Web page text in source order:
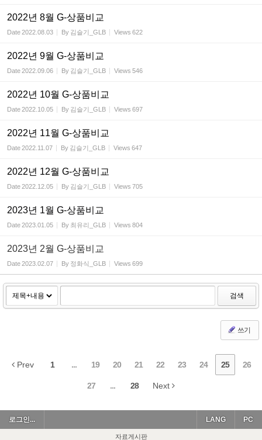
2022년 8월 G-상품비교
Date2022.08.03 By 김슬기_GLB Views 622
2022년 9월 G-상품비교
Date2022.09.06 By 김슬기_GLB Views 546
2022년 10월 G-상품비교
Date2022.10.05 By 김슬기_GLB Views 697
2022년 11월 G-상품비교
Date2022.11.07 By 김슬기_GLB Views 647
2022년 12월 G-상품비교
Date2022.12.05 By 김슬기_GLB Views 705
2023년 1월 G-상품비교
Date2023.01.05 By 최유리_GLB Views 804
2023년 2월 G-상품비교
Date2023.02.07 By 정화식_GLB Views 699
검색
쓰기
Prev 1 ... 19 20 21 22 23 24 25 26
27 ... 28 Next
로그인... PC
LANG
자료게시판